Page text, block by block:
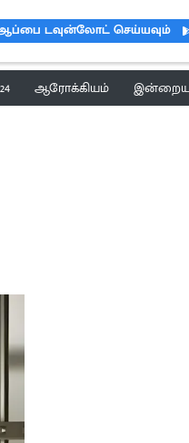
டவுன்லோட் செய்யவும்
ஆரோக்கியம்
இன்றைய